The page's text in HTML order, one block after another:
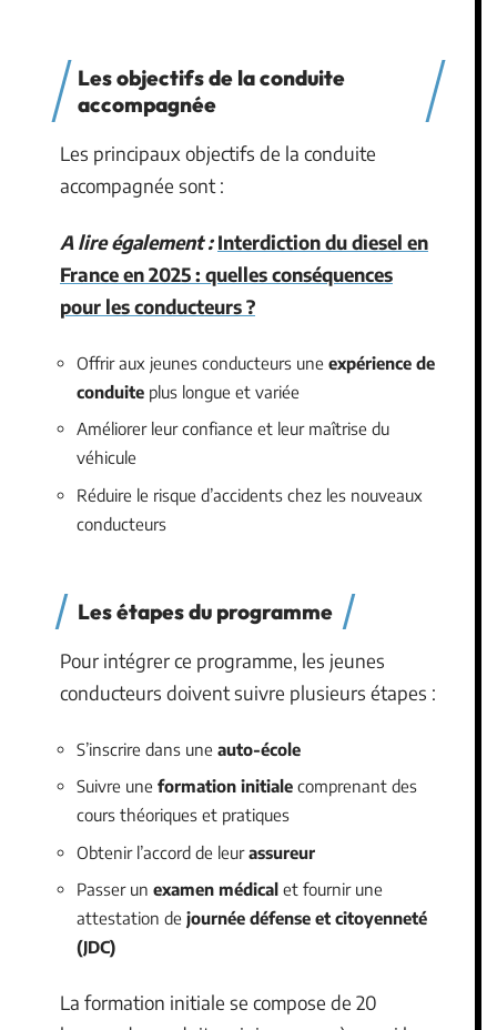
Les objectifs de la conduite
accompagnée
Les principaux objectifs de la conduite
accompagnée sont :
A lire également : Interdiction du diesel en
France en 2025 : quelles conséquences
pour les conducteurs ?
Offrir aux jeunes conducteurs une expérience de
conduite plus longue et variée
Améliorer leur confiance et leur maîtrise du
véhicule
Réduire le risque d’accidents chez les nouveaux
conducteurs
Les étapes du programme
Pour intégrer ce programme, les jeunes
conducteurs doivent suivre plusieurs étapes :
S’inscrire dans une auto-école
Suivre une formation initiale comprenant des
cours théoriques et pratiques
Obtenir l’accord de leurassureur
Passer un examen médical et fournir une
attestation de journée défense et citoyenneté
(JDC)
La formation initiale se compose de 20